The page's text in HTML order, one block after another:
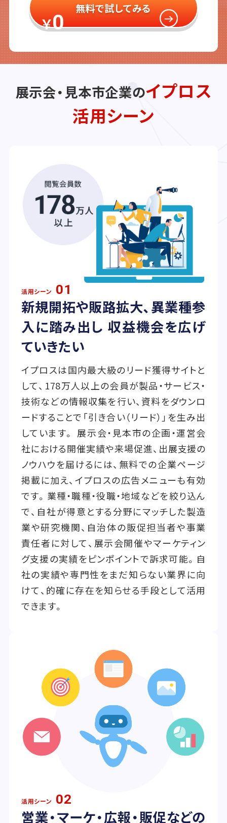
￥0
無料で試してみる
展示会・見本市企業のイプロス
活用シーン
活用シーン 01
新規開拓や販路拡大、異業種参
入に踏み出し 収益機会を広げ
ていきたい
イプロスは国内最大級のリード獲得サイトと
して、178万人以上の会員が製品・サービス・
技術などの情報収集を行い、資料をダウンロ
ードすることで「引き合い（リード）」を生み出
しています。 展示会・見本市の企画・運営会
社における開催実績や来場促進、出展支援の
ノウハウを届けるには、無料での企業ページ
掲載に加え、イプロスの広告メニューも有効
です。業種・職種・役職・地域などを絞り込ん
で、自社が得意とする分野にマッチした製造
業や研究機関、自治体の販促担当者や事業
責任者に対して、展示会開催やマーケティン
グ支援の実績をピンポイントで訴求可能。自
社の実績や専門性をまだ知らない業界に向
けて、的確に存在を知らせる手段として活用
できます。
活用シーン 02
営業・マーケ・広報・販促などの